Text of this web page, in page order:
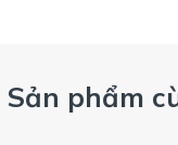
Sản phẩm